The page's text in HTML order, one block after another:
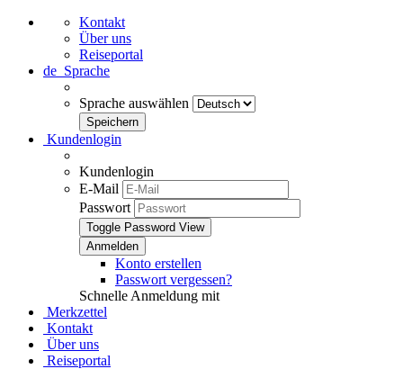
Kontakt
Über uns
Reiseportal
de Sprache
Sprache auswählen
Kundenlogin
Kundenlogin
E-Mail
Passwort
Toggle Password View
Konto erstellen
Passwort vergessen?
Schnelle Anmeldung mit
Merkzettel
Kontakt
Über uns
Reiseportal